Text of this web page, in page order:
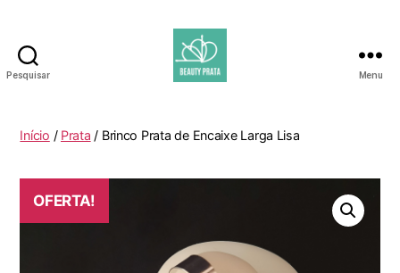
Pesquisar Menu
Início / Prata / Brinco Prata de Encaixe Larga Lisa
OFERTA!